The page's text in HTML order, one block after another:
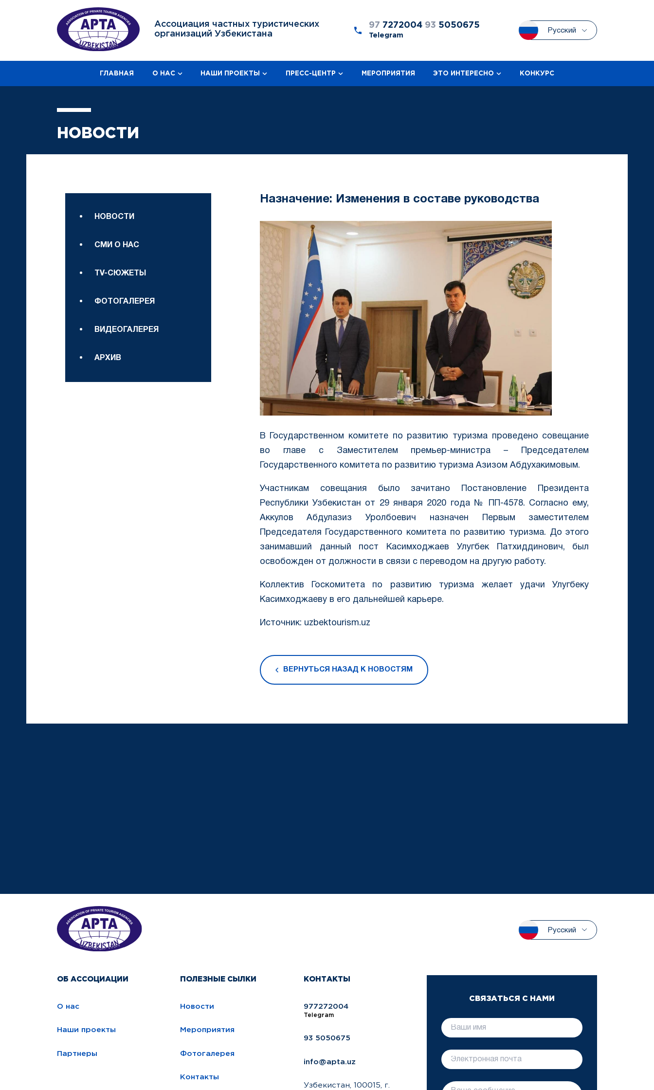
Ассоциация частных туристических
организаций Узбекистана
97 7272004 93 5050675
Telegram
Русский
ГЛАВНАЯ О НАС НАШИ ПРОЕКТЫ ПРЕСС-ЦЕНТР МЕРОПРИЯТИЯ ЭТО ИНТЕРЕСНО КОНКУРС
НОВОСТИ
НОВОСТИ
СМИ О НАС
TV-СЮЖЕТЫ
ФОТОГАЛЕРЕЯ
ВИДЕОГАЛЕРЕЯ
АРХИВ
Назначение: Изменения в составе руководства
В Государственном комитете по развитию туризма проведено совещание
во главе с Заместителем премьер-министра – Председателем
Государственного комитета по развитию туризма Азизом Абдухакимовым.
Участникам совещания было зачитано Постановление Президента
Республики Узбекистан от 29 января 2020 года № ПП-4578. Согласно ему,
Аккулов Абдулазиз Уролбоевич назначен Первым заместителем
Председателя Государственного комитета по развитию туризма. До этого
занимавший данный пост Касимходжаев Улугбек Патхиддинович, был
освобожден от должности в связи с переводом на другую работу.
Коллектив Госкомитета по развитию туризма желает удачи Улугбеку
Касимходжаеву в его дальнейшей карьере.
Источник: uzbektourism.uz
ВЕРНУТЬСЯ НАЗАД К НОВОСТЯМ
Русский
ОБ АССОЦИАЦИИ
О нас
Наши проекты
Партнеры
ПОЛЕЗНЫЕ СЫЛКИ
Новости
Мероприятия
Фотогалерея
Контакты
КОНТАКТЫ
977272004
Telegram
93 5050675
info@apta.uz
Узбекистан, 100015, г.
СВЯЗАТЬСЯ С НАМИ